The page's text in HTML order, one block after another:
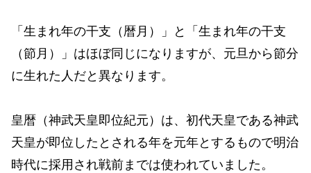
「生まれ年の干支（暦月）」と「生まれ年の干支
（節月）」はほぼ同じになりますが、元旦から節分
に生れた人だと異なります。
皇暦（神武天皇即位紀元）は、初代天皇である神武
天皇が即位したとされる年を元年とするもので明治
時代に採用され戦前までは使われていました。